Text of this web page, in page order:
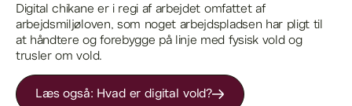
Digital chikane er i regi af arbejdet omfattet af
arbejdsmiljøloven, som noget arbejdspladsen har pligt til
at håndtere og forebygge på linje med fysisk vold og
trusler om vold.
Læs også: Hvad er digital vold?